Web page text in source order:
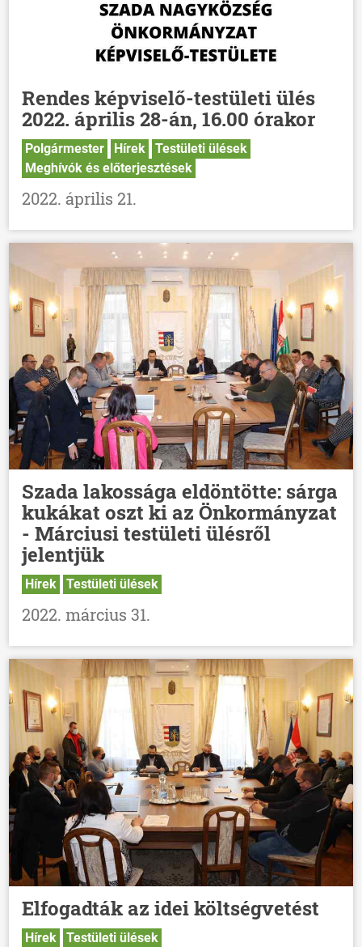
Rendes képviselő-testületi ülés
2022. április 28-án, 16.00 órakor
Polgármester Hírek
Testületi ülések
Meghívók és előterjesztések
2022. április 21.
Szada lakossága eldöntötte: sárga
kukákat oszt ki az Önkormányzat
- Márciusi testületi ülésről
jelentjük
Hírek Testületi ülések
2022. március 31.
Elfogadták az idei költségvetést
Hírek Testületi ülések